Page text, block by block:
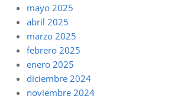
mayo 2025
abril 2025
marzo 2025
febrero 2025
enero 2025
diciembre 2024
noviembre 2024